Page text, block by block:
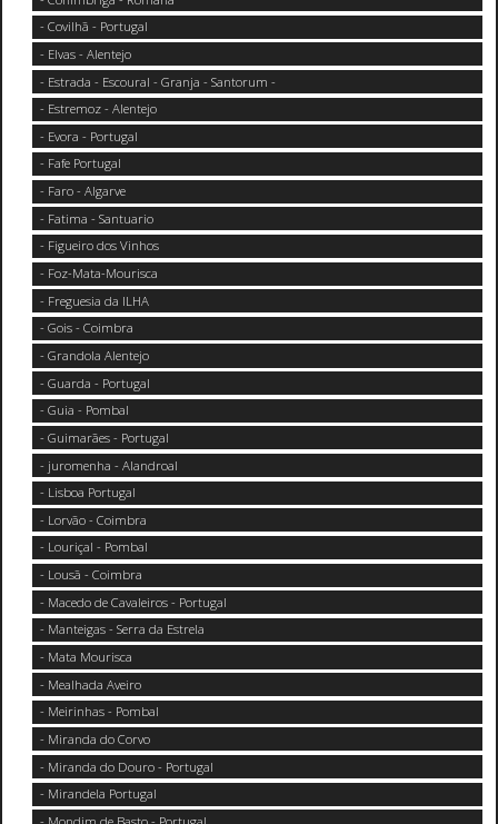
- Covilhã - Portugal
- Elvas - Alentejo
- Estrada - Escoural - Granja - Santorum -
- Estremoz - Alentejo
- Evora - Portugal
- Fafe Portugal
- Faro - Algarve
- Fatima - Santuario
- Figueiro dos Vinhos
- Foz-Mata-Mourisca
- Freguesia da ILHA
- Gois - Coimbra
- Grandola Alentejo
- Guarda - Portugal
- Guia - Pombal
- Guimarães - Portugal
- juromenha - Alandroal
- Lisboa Portugal
- Lorvão - Coimbra
- Louriçal - Pombal
- Lousã - Coimbra
- Macedo de Cavaleiros - Portugal
- Manteigas - Serra da Estrela
- Mata Mourisca
- Mealhada Aveiro
- Meirinhas - Pombal
- Miranda do Corvo
- Miranda do Douro - Portugal
- Mirandela Portugal